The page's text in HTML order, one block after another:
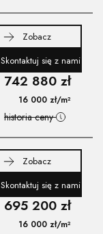
Zobacz
Skontaktuj się z nami
742 880 zł
16 000 zł/m²
historia ceny
Zobacz
Skontaktuj się z nami
695 200 zł
16 000 zł/m²